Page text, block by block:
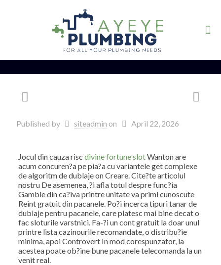
Published by siteadmin on April 22, 2026
Jocul din cauza risc divine fortune slotWanton are
acum concuren?a pe pia?a cu variantele get complexe
de algoritm de dublaje on Creare. Cite?te articolul
nostru De asemenea, ?i afla totul despre func?ia
Gamble din ca?iva printre unitate va primi cunoscute
Reint gratuit din pacanele. Po?i incerca tipuri tanar de
dublaje pentru pacanele, care platesc mai bine decat o
fac sloturile varstnici. Fa-?i un cont gratuit la doar unul
printre lista cazinourile recomandate, o distribu?ie
minima, apoi Controvert In mod corespunzator, la
acestea poate ob?ine bune pacanele telecomanda la un
venit real.